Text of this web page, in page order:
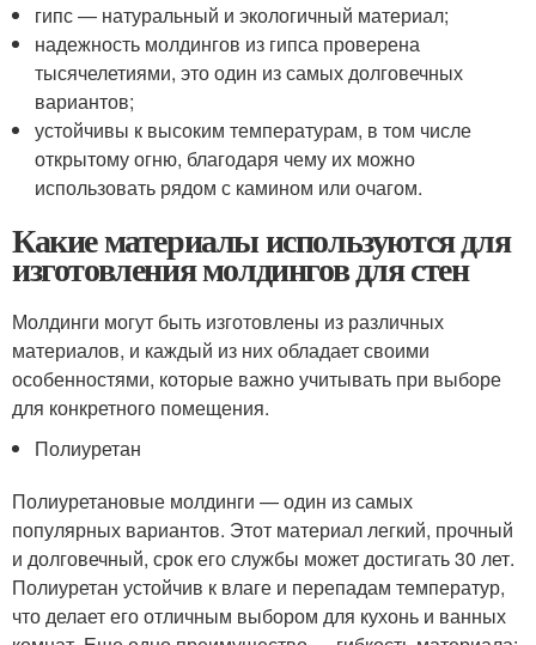
гипс — натуральный и экологичный материал;
надежность молдингов из гипса проверена
тысячелетиями, это один из самых долговечных
вариантов;
устойчивы к высоким температурам, в том числе
открытому огню, благодаря чему их можно
использовать рядом с камином или очагом.
Какие материалы используются для
изготовления молдингов для стен
Молдинги могут быть изготовлены из различных
материалов, и каждый из них обладает своими
особенностями, которые важно учитывать при выборе
для конкретного помещения.
Полиуретан
Полиуретановые молдинги — один из самых
популярных вариантов. Этот материал легкий, прочный
и долговечный, срок его службы может достигать 30 лет.
Полиуретан устойчив к влаге и перепадам температур,
что делает его отличным выбором для кухонь и ванных